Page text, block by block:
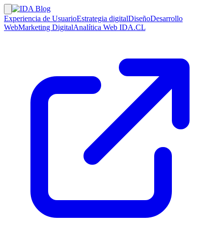
Experiencia de UsuarioEstrategia digitalDiseñoDesarrollo
WebMarketing DigitalAnalítica Web IDA.CL